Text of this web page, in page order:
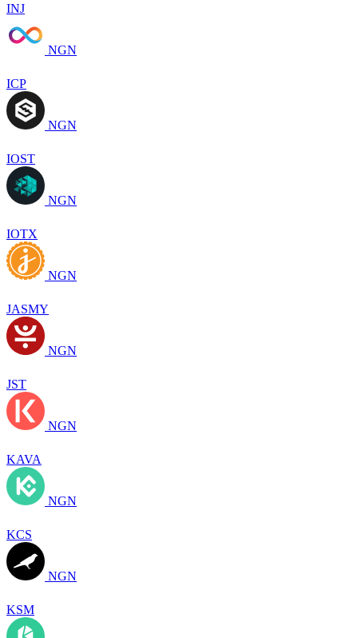
INJ
NGN
ICP
NGN
IOST
NGN
IOTX
NGN
JASMY
NGN
JST
NGN
KAVA
NGN
KCS
NGN
KSM